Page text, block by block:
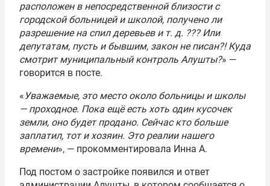
расположен в непосредственной близости с
городской больницей и школой, получено ли
разрешение на спил деревьев и т. д. ??? Или
депутатам, пусть и бывшим, закон не писан?! Куда
смотрит муниципальный контроль Алушты?» —
говорится в посте.
«Уважаемые, это место около больницы и школы
— проходное. Пока ещё есть хоть один кусочек
земли, оно будет продано. Сейчас кто больше
заплатил, тот и хозяин. Это реалии нашего
времени», — прокомментировала Инна А.
Под постом о застройке появился и ответ